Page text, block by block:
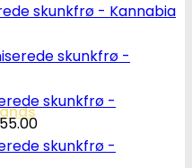
skunkfrø - Kannabia
skunkfrø -